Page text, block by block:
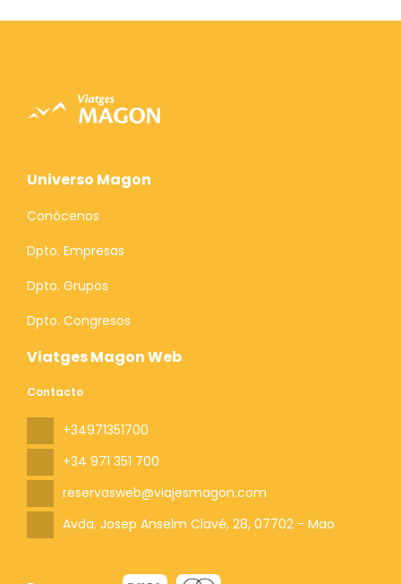
Viatges Magon Web
Contacto
+34971351700
+34 971 351 700
reservasweb@viajesmagon.com
Avda. Josep Anselm Clavé, 28, 07702 - Mao
Universo Magon
Conócenos
Dpto. Empresas
Dpto. Grupos
Dpto. Congresos